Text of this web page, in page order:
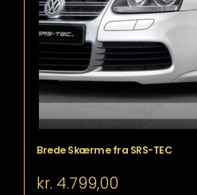
Brede Skærme fra SRS-TEC
kr. 4.799,00